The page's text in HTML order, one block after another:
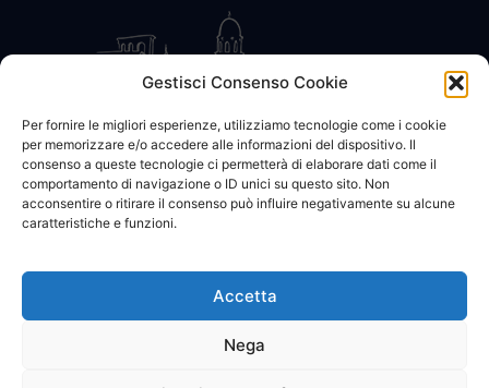
Gestisci Consenso Cookie
Per fornire le migliori esperienze, utilizziamo tecnologie come i cookie
per memorizzare e/o accedere alle informazioni del dispositivo. Il
consenso a queste tecnologie ci permetterà di elaborare dati come il
comportamento di navigazione o ID unici su questo sito. Non
acconsentire o ritirare il consenso può influire negativamente su alcune
caratteristiche e funzioni.
Accetta
Nega
CONTATTACI COOKIE POLICY PRIVACY
© 2002 - 2026 SanBartolomeo.info :::: powered by Go Web snc |